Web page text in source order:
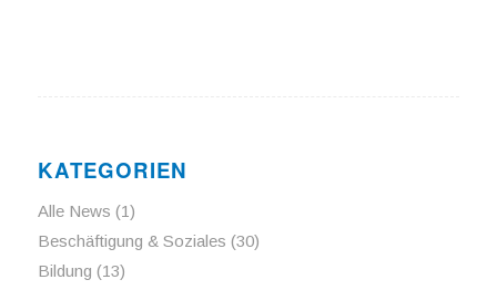
KATEGORIEN
Alle News (1)
Beschäftigung & Soziales (30)
Bildung (13)